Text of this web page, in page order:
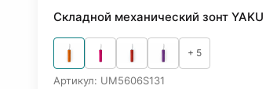
Складной механический зонт YAKU
+ 5
Артикул: UM5606S131